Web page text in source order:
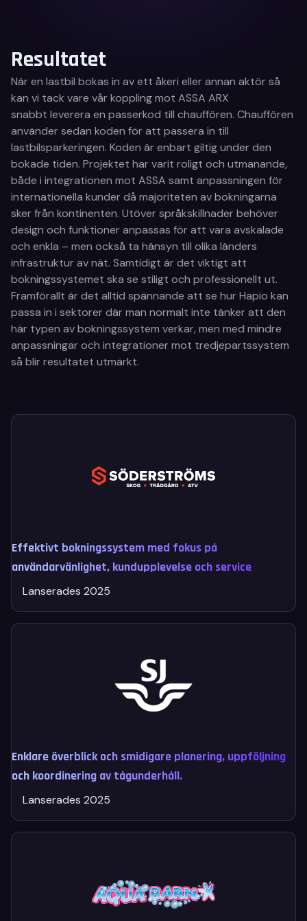
Resultatet
När en lastbil bokas in av ett åkeri eller annan aktör så
kan vi tack vare vår koppling mot ASSA ARX
snabbt leverera en passerkod till chauffören. Chauffören
använder sedan koden för att passera in till
lastbilsparkeringen. Koden är enbart giltig under den
bokade tiden. Projektet har varit roligt och utmanande,
både i integrationen mot ASSA samt anpassningen för
internationella kunder då majoriteten av bokningarna
sker från kontinenten. Utöver språkskillnader behöver
design och funktioner anpassas för att vara avskalade
och enkla – men också ta hänsyn till olika länders
infrastruktur av nät. Samtidigt är det viktigt att
bokningssystemet ska se stiligt och professionellt ut.
Framförallt är det alltid spännande att se hur Hapio kan
passa in i sektorer där man normalt inte tänker att den
här typen av bokningssystem verkar, men med mindre
anpassningar och integrationer mot tredjepartssystem
så blir resultatet utmärkt.
Effektivt bokningssystem med fokus på
användarvänlighet, kundupplevelse och service
Lanserades 2025
Enklare överblick och smidigare planering, uppföljning
och koordinering av tågunderhåll.
Lanserades 2025